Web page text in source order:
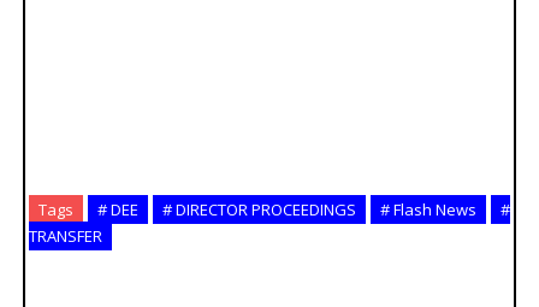
Tags # DEE # DIRECTOR PROCEEDINGS # Flash News
#
TRANSFER